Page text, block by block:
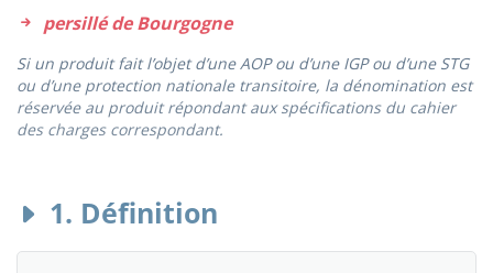
persillé de Bourgogne
Si un produit fait l’objet d’une AOP ou d’une IGP ou d’une STG
ou d’une protection nationale transitoire, la dénomination est
réservée au produit répondant aux spécifications du cahier
des charges correspondant.
1. Définition